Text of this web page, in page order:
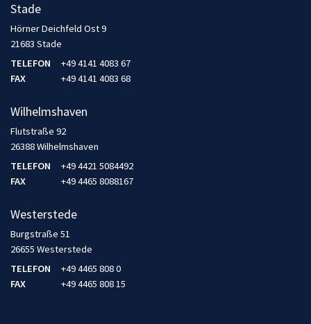
Stade
Hörner Deichfeld Ost 9
21683 Stade
TELEFON
+49 4141 4083 67
FAX
+49 4141 4083 68
Wilhelmshaven
Flutstraße 92
26388 Wilhelmshaven
TELEFON
+49 4421 5084492
FAX
+49 4465 8088167
Westerstede
Burgstraße 51
26655 Westerstede
TELEFON
+49 4465 808 0
FAX
+49 4465 808 15